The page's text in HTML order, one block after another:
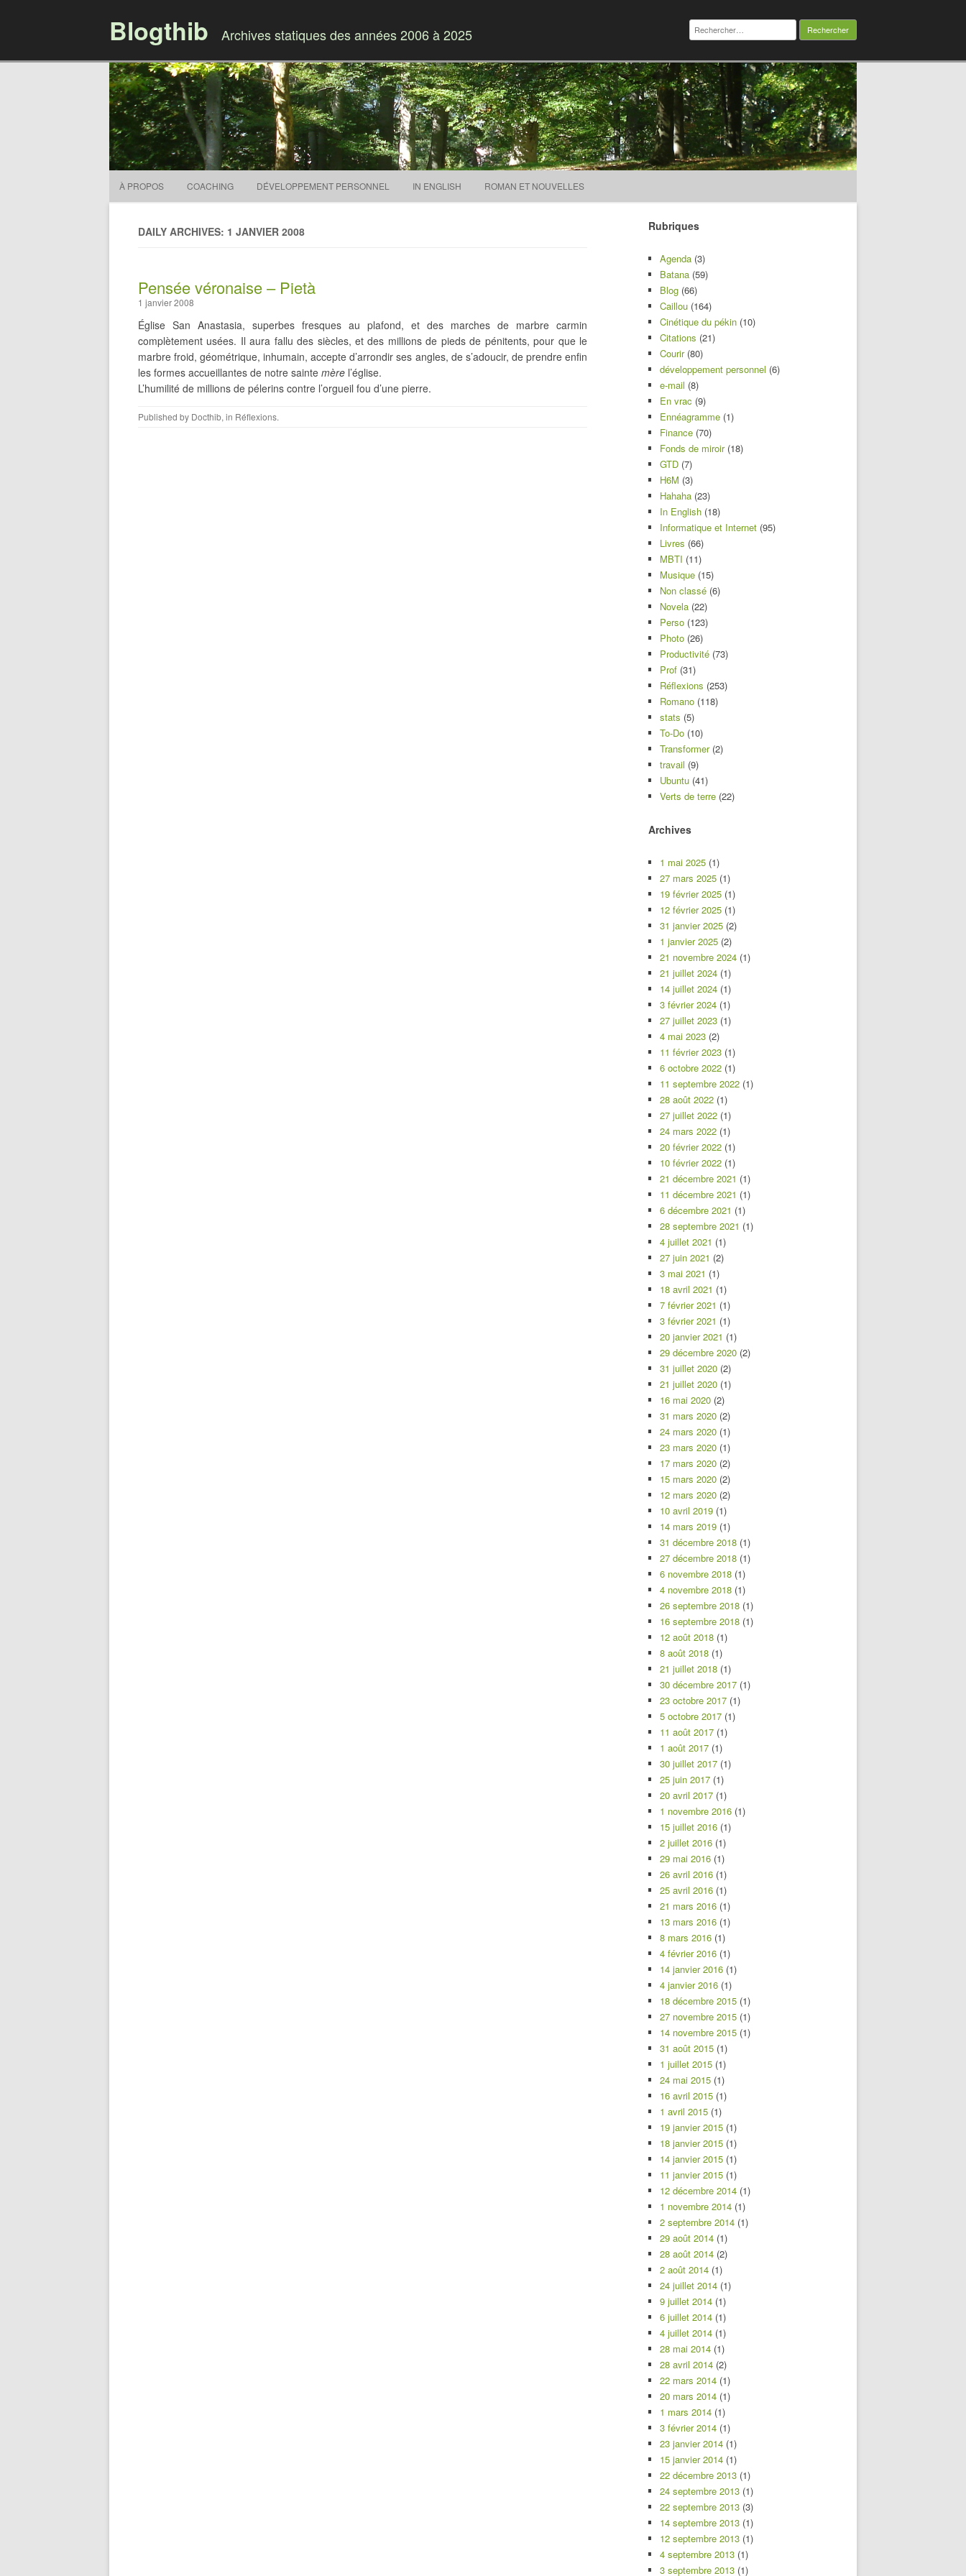
Blogthib Archives statiques des années 2006 à 2025
Rechercher :
À PROPOS COACHING DÉVELOPPEMENT PERSONNEL IN ENGLISH ROMAN ET NOUVELLES
DAILY ARCHIVES: 1 JANVIER 2008
Pensée véronaise – Pietà
1 janvier 2008
Église San Anastasia, superbes fresques au plafond, et des marches de marbre carmin
complètement usées. Il aura fallu des siècles, et des millions de pieds de pénitents, pour que le
marbre froid, géométrique, inhumain, accepte d’arrondir ses angles, de s’adoucir, de prendre enfin
les formes accueillantes de notre sainte mère l’église.
L’humilité de millions de pélerins contre l’orgueil fou d’une pierre.
Published by Docthib, in Réflexions.
Rubriques
Agenda (3)
Batana (59)
Blog (66)
Caillou (164)
Cinétique du pékin (10)
Citations (21)
Courir(80)
développement personnel (6)
e-mail (8)
En vrac (9)
Ennéagramme (1)
Finance (70)
Fonds de miroir(18)
GTD (7)
H6M (3)
Hahaha (23)
In English (18)
Informatique et Internet (95)
Livres (66)
MBTI (11)
Musique (15)
Non classé (6)
Novela (22)
Perso (123)
Photo (26)
Productivité (73)
Prof (31)
Réflexions (253)
Romano (118)
stats (5)
To-Do (10)
Transformer(2)
travail (9)
Ubuntu (41)
Verts de terre (22)
Archives
1 mai 2025 (1)
27 mars 2025 (1)
19 février 2025 (1)
12 février 2025 (1)
31 janvier 2025 (2)
1 janvier 2025 (2)
21 novembre 2024 (1)
21 juillet 2024 (1)
14 juillet 2024 (1)
3 février 2024 (1)
27 juillet 2023 (1)
4 mai 2023 (2)
11 février 2023 (1)
6 octobre 2022 (1)
11 septembre 2022 (1)
28 août 2022 (1)
27 juillet 2022 (1)
24 mars 2022 (1)
20 février 2022 (1)
10 février 2022 (1)
21 décembre 2021 (1)
11 décembre 2021 (1)
6 décembre 2021 (1)
28 septembre 2021 (1)
4 juillet 2021 (1)
27 juin 2021 (2)
3 mai 2021 (1)
18 avril 2021 (1)
7 février 2021 (1)
3 février 2021 (1)
20 janvier 2021 (1)
29 décembre 2020 (2)
31 juillet 2020 (2)
21 juillet 2020 (1)
16 mai 2020 (2)
31 mars 2020 (2)
24 mars 2020 (1)
23 mars 2020 (1)
17 mars 2020 (2)
15 mars 2020 (2)
12 mars 2020 (2)
10 avril 2019 (1)
14 mars 2019 (1)
31 décembre 2018 (1)
27 décembre 2018 (1)
6 novembre 2018 (1)
4 novembre 2018 (1)
26 septembre 2018 (1)
16 septembre 2018 (1)
12 août 2018 (1)
8 août 2018 (1)
21 juillet 2018 (1)
30 décembre 2017 (1)
23 octobre 2017 (1)
5 octobre 2017 (1)
11 août 2017 (1)
1 août 2017 (1)
30 juillet 2017 (1)
25 juin 2017 (1)
20 avril 2017 (1)
1 novembre 2016 (1)
15 juillet 2016 (1)
2 juillet 2016 (1)
29 mai 2016 (1)
26 avril 2016 (1)
25 avril 2016 (1)
21 mars 2016 (1)
13 mars 2016 (1)
8 mars 2016 (1)
4 février 2016 (1)
14 janvier 2016 (1)
4 janvier 2016 (1)
18 décembre 2015 (1)
27 novembre 2015 (1)
14 novembre 2015 (1)
31 août 2015 (1)
1 juillet 2015 (1)
24 mai 2015 (1)
16 avril 2015 (1)
1 avril 2015 (1)
19 janvier 2015 (1)
18 janvier 2015 (1)
14 janvier 2015 (1)
11 janvier 2015 (1)
12 décembre 2014 (1)
1 novembre 2014 (1)
2 septembre 2014 (1)
29 août 2014 (1)
28 août 2014 (2)
2 août 2014 (1)
24 juillet 2014 (1)
9 juillet 2014 (1)
6 juillet 2014 (1)
4 juillet 2014 (1)
28 mai 2014 (1)
28 avril 2014 (2)
22 mars 2014 (1)
20 mars 2014 (1)
1 mars 2014 (1)
3 février 2014 (1)
23 janvier 2014 (1)
15 janvier 2014 (1)
22 décembre 2013 (1)
24 septembre 2013 (1)
22 septembre 2013 (3)
14 septembre 2013 (1)
12 septembre 2013 (1)
4 septembre 2013 (1)
3 septembre 2013 (1)